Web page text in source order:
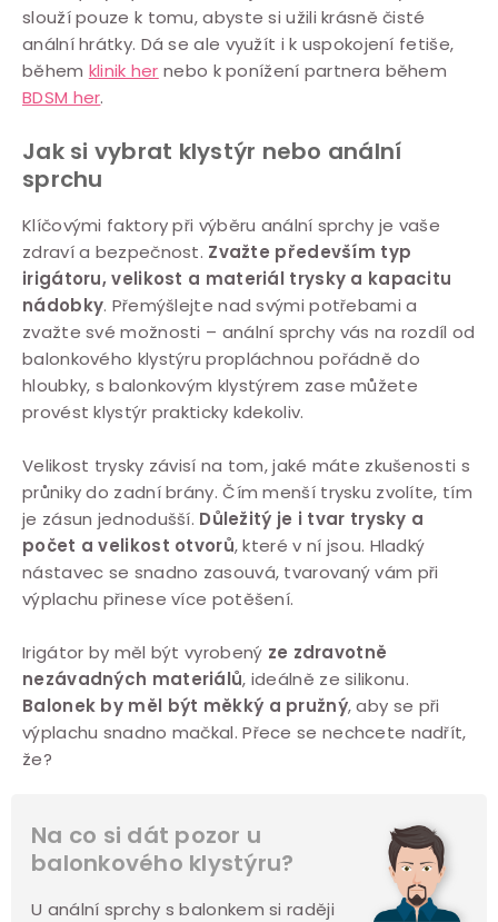
slouží pouze k tomu, abyste si užili krásně čisté
anální hrátky. Dá se ale využít i k uspokojení fetiše,
během klinik her nebo k ponížení partnera během
BDSM her.
Jak si vybrat klystýr nebo anální
sprchu
Klíčovými faktory při výběru anální sprchy je vaše
zdraví a bezpečnost. Zvažte především typ
irigátoru, velikost a materiál trysky a kapacitu
nádobky. Přemýšlejte nad svými potřebami a
zvažte své možnosti – anální sprchy vás na rozdíl od
balonkového klystýru propláchnou pořádně do
hloubky, s balonkovým klystýrem zase můžete
provést klystýr prakticky kdekoliv.
Velikost trysky závisí na tom, jaké máte zkušenosti s
průniky do zadní brány. Čím menší trysku zvolíte, tím
je zásun jednodušší. Důležitý je i tvar trysky a
počet a velikost otvorů, které v ní jsou. Hladký
nástavec se snadno zasouvá, tvarovaný vám při
výplachu přinese více potěšení.
Irigátor by měl být vyrobený ze zdravotně
nezávadných materiálů, ideálně ze silikonu.
Balonek by měl být měkký a pružný, aby se při
výplachu snadno mačkal. Přece se nechcete nadřít,
že?
Na co si dát pozor u
balonkového klystýru?
U anální sprchy s balonkem si raději